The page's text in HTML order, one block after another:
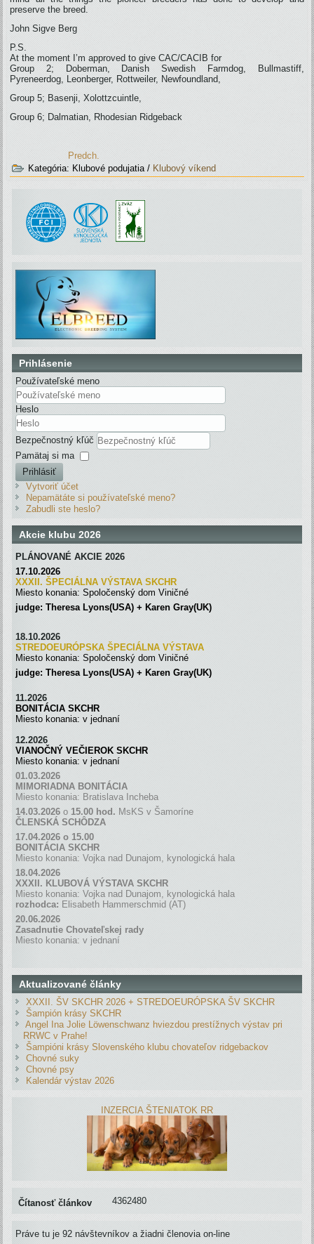
preserve the breed.
John Sigve Berg
P.S.
At the moment I’m approved to give CAC/CACIB for
Group 2; Doberman, Danish Swedish Farmdog, Bullmastiff,
Pyreneerdog, Leonberger, Rottweiler, Newfoundland,
Group 5; Basenji, Xolottzcuintle,
Group 6; Dalmatian, Rhodesian Ridgeback
Predch.
Kategória: Klubové podujatia / Klubový víkend
Prihlásenie
Používateľské meno
Heslo
Bezpečnostný kľúč
Pamätaj si ma
Prihlásiť
Vytvoriť účet
Nepamätáte si používateľské meno?
Zabudli ste heslo?
Akcie klubu 2026
PLÁNOVANÉ AKCIE 2026
17.10.2026
XXXII. ŠPECIÁLNA VÝSTAVA SKCHR
Miesto konania: Spoločenský dom Viničné
judge: Theresa Lyons(USA) + Karen Gray(UK)
18.10.2026
STREDOEURÓPSKA ŠPECIÁLNA VÝSTAVA
Miesto konania: Spoločenský dom Viničné
judge: Theresa Lyons(USA) + Karen Gray(UK)
11.2026
BONITÁCIA SKCHR
Miesto konania: v jednaní
12.2026
VIANOČNÝ VEČIEROK SKCHR
Miesto konania: v jednaní
01.03.2026
MIMORIADNA BONITÁCIA
Miesto konania: Bratislava Incheba
14.03.2026 o 15.00 hod. MsKS v Šamoríne
ČLENSKÁ SCHÔDZA
17.04.2026 o 15.00
BONITÁCIA SKCHR
Miesto konania: Vojka nad Dunajom, kynologická hala
18.04.2026
XXXII. KLUBOVÁ VÝSTAVA SKCHR
Miesto konania: Vojka nad Dunajom, kynologická hala
rozhodca: Elisabeth Hammerschmid (AT)
20.06.2026
Zasadnutie Chovateľskej rady
Miesto konania: v jednaní
Aktualizované články
XXXII. ŠV SKCHR 2026 + STREDOEURÓPSKA ŠV SKCHR
Šampión krásy SKCHR
Angel Ina Jolie Löwenschwanz hviezdou prestížnych výstav pri
RRWC v Prahe!
Šampióni krásy Slovenského klubu chovateľov ridgebackov
Chovné suky
Chovné psy
Kalendár výstav 2026
INZERCIA ŠTENIATOK RR
Čítanosť článkov 4362480
Práve tu je 92 návštevníkov a žiadni členovia on-line